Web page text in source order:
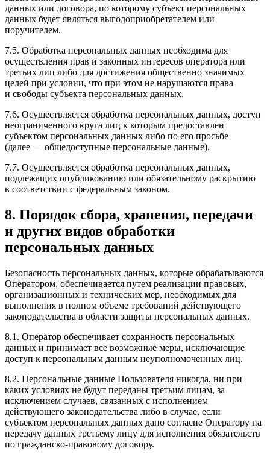
данных или договора, по которому субъект персональных
данных будет являться выгодоприобретателем или
поручителем.
7.5. Обработка персональных данных необходима для
осуществления прав и законных интересов оператора или
третьих лиц либо для достижения общественно значимых
целей при условии, что при этом не нарушаются права
и свободы субъекта персональных данных.
7.6. Осуществляется обработка персональных данных, доступ
неограниченного круга лиц к которым предоставлен
субъектом персональных данных либо по его просьбе
(далее — общедоступные персональные данные).
7.7. Осуществляется обработка персональных данных,
подлежащих опубликованию или обязательному раскрытию
в соответствии с федеральным законом.
8. Порядок сбора, хранения, передачи
и других видов обработки
персональных данных
Безопасность персональных данных, которые обрабатываются
Оператором, обеспечивается путем реализации правовых,
организационных и технических мер, необходимых для
выполнения в полном объеме требований действующего
законодательства в области защиты персональных данных.
8.1. Оператор обеспечивает сохранность персональных
данных и принимает все возможные меры, исключающие
доступ к персональным данным неуполномоченных лиц.
8.2. Персональные данные Пользователя никогда, ни при
каких условиях не будут переданы третьим лицам, за
исключением случаев, связанных с исполнением
действующего законодательства либо в случае, если
субъектом персональных данных дано согласие Оператору на
передачу данных третьему лицу для исполнения обязательств
по гражданско-правовому договору.